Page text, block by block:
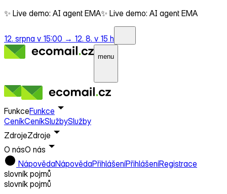
✨ Live demo: AI agent EMA✨ Live demo: AI agent EMA
12. srpna v 15:00 → 12. 8. v 15 h
menu
FunkceFunkce
CeníkCeníkSlužbySlužby
ZdrojeZdroje
O násO nás
NápovědaNápovědaPřihlášeníPřihlášeníRegistrace
slovník pojmů
slovník pojmů